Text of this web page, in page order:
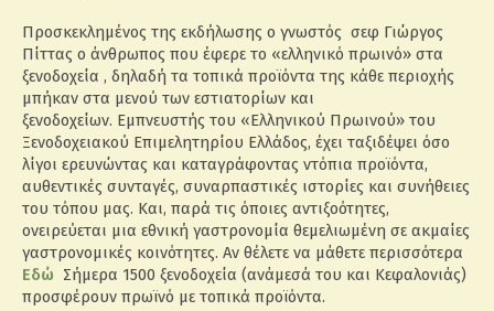
Προσκεκλημένος της εκδήλωσης ο γνωστός σεφ Γιώργος
Πίττας ο άνθρωπος που έφερε το «ελληνικό πρωινό» στα
ξενοδοχεία , δηλαδή τα τοπικά προϊόντα της κάθε περιοχής
μπήκαν στα μενού των εστιατορίων και
ξενοδοχείων. Εμπνευστής του «Ελληνικού Πρωινού» του
Ξενοδοχειακού Επιμελητηρίου Ελλάδος, έχει ταξιδέψει όσο
λίγοι ερευνώντας και καταγράφοντας ντόπια προϊόντα,
αυθεντικές συνταγές, συναρπαστικές ιστορίες και συνήθειες
του τόπου μας. Και, παρά τις όποιες αντιξοότητες,
ονειρεύεται μια εθνική γαστρονομία θεμελιωμένη σε ακμαίες
γαστρονομικές κοινότητες. Αν θέλετε να μάθετε περισσότερα
Εδώ Σήμερα 1500 ξενοδοχεία (ανάμεσά του και Κεφαλονιάς)
προσφέρουν πρωϊνό με τοπικά προϊόντα.